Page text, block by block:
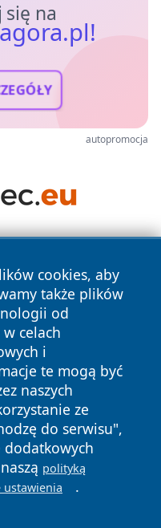
na
autopromocja
cookies, aby
także plików
od
celach
i
te mogą być
naszych
ze
do serwisu",
dodatkowych
polityką
ustawienia .
Wszystkie prawa
Polityka
Cookies